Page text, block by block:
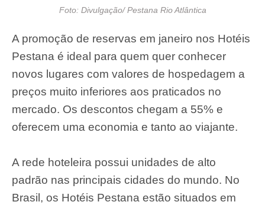
Foto: Divulgação/ Pestana Rio Atlântica
A promoção de reservas em janeiro nos Hotéis
Pestana é ideal para quem quer conhecer
novos lugares com valores de hospedagem a
preços muito inferiores aos praticados no
mercado. Os descontos chegam a 55% e
oferecem uma economia e tanto ao viajante.
A rede hoteleira possui unidades de alto
padrão nas principais cidades do mundo. No
Brasil, os Hotéis Pestana estão situados em